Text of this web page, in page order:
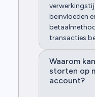
beïnvloeden
transacties
Waarom
storten op
account?